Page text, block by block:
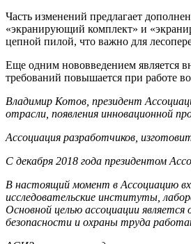
Часть изменений предлагает
«экранирующий комплект» и
цепной пилой, что важно для
Еще одним нововведением является
требований повышается при работе
Владимир Котов, президент
отрасли, появления инновационной
Ассоциация разработчиков,
С декабря 2018 года президентом
В настоящий момент в Ассоциацию
исследовательские институты,
Основной целью ассоциации является
безопасности и охраны труда